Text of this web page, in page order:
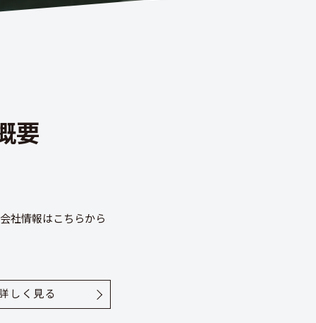
要
会社情報はこちらから
しく見る